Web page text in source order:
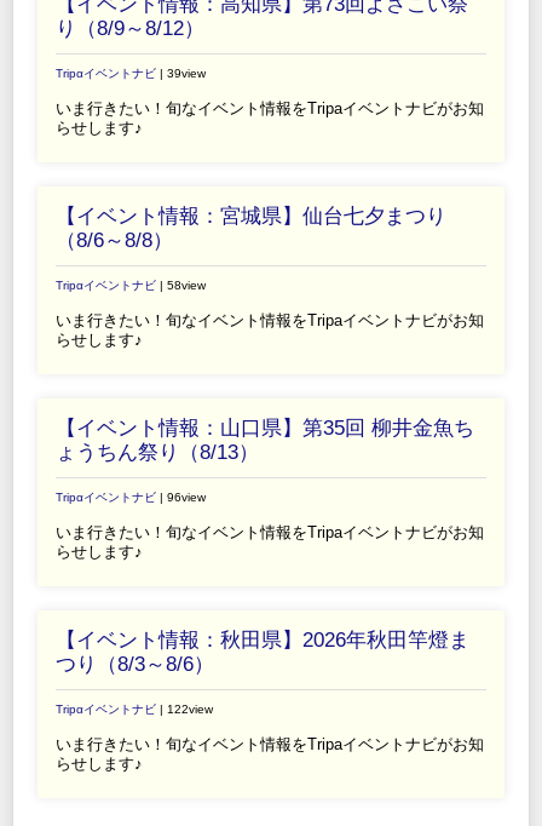
り（8/9～8/12）
Tripαイベントナビ | 39view
いま行きたい！旬なイベント情報をTripaイベントナビがお知
らせします♪
【イベント情報：宮城県】仙台七夕まつり
（8/6～8/8）
Tripαイベントナビ | 58view
いま行きたい！旬なイベント情報をTripaイベントナビがお知
らせします♪
【イベント情報：山口県】第35回 柳井金魚ち
ょうちん祭り（8/13）
Tripαイベントナビ | 96view
いま行きたい！旬なイベント情報をTripaイベントナビがお知
らせします♪
【イベント情報：秋田県】2026年秋田竿燈ま
つり（8/3～8/6）
Tripαイベントナビ | 122view
いま行きたい！旬なイベント情報をTripaイベントナビがお知
らせします♪